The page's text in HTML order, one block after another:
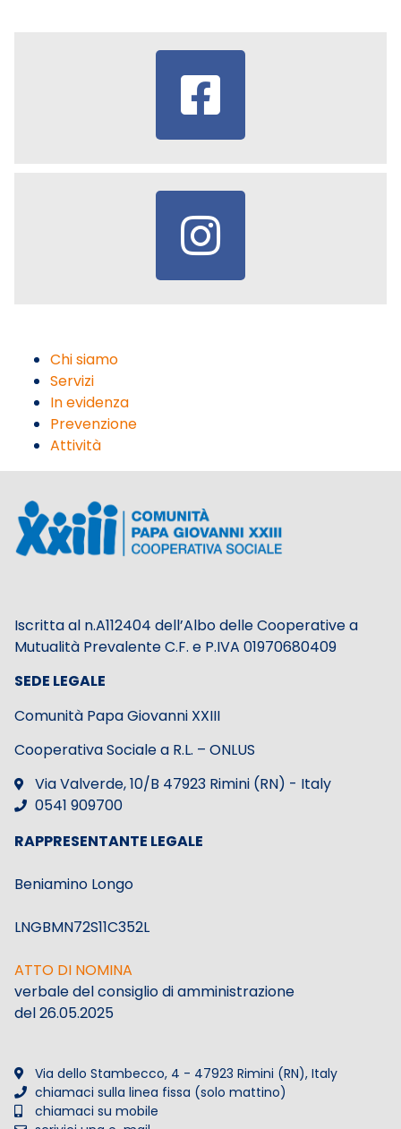
Chi siamo
Servizi
In evidenza
Prevenzione
Attività
Iscritta al n.A112404 dell’Albo delle Cooperative a
Mutualità Prevalente C.F. e P.IVA 01970680409
SEDE LEGALE
Comunità Papa Giovanni XXIII
Cooperativa Sociale a R.L. – ONLUS
Via Valverde, 10/B 47923 Rimini (RN) - Italy
0541 909700
RAPPRESENTANTE LEGALE
Beniamino Longo
LNGBMN72S11C352L
ATTO DI NOMINA
verbale del consiglio di amministrazione
del 26.05.2025
Via dello Stambecco, 4 - 47923 Rimini (RN), Italy
chiamaci sulla linea fissa (solo mattino)
chiamaci su mobile